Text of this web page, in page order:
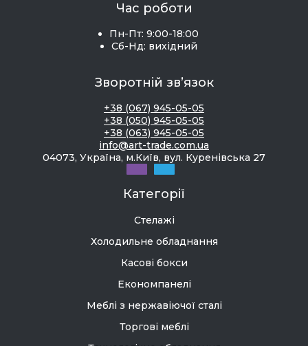
Час роботи
Пн-Пт: 9:00-18:00
Сб-Нд: вихідний
Зворотній зв’язок
+38 (067) 945-05-05
+38 (050) 945-05-05
+38 (063) 945-05-05
info@art-trade.com.ua
04073, Україна, м.Київ, вул. Куренівська 27
Категорії
Стелажі
Холодильне обладнання
Касові бокси
Економпанелі
Меблі з нержавіючої сталі
Торгові меблі